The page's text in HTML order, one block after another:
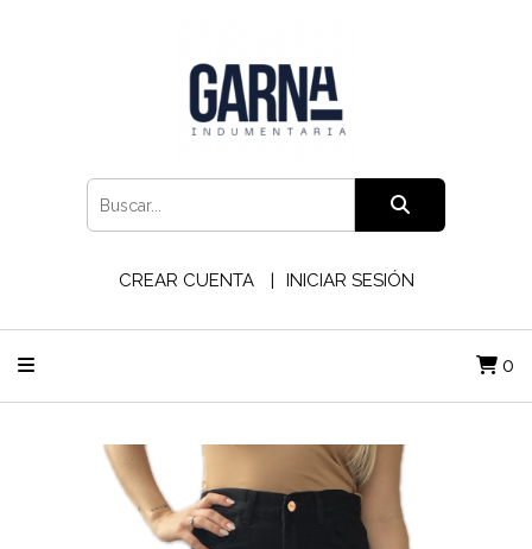
CREAR CUENTA INICIAR SESIÓN
0